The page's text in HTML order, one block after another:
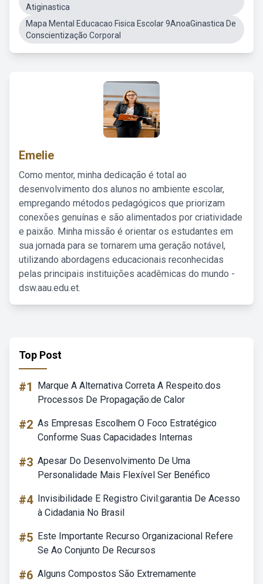
Atiginastica
Mapa Mental Educacao Fisica Escolar 9AnoaGinastica De
Conscientização Corporal
Emelie
Como mentor, minha dedicação é total ao
desenvolvimento dos alunos no ambiente escolar,
empregando métodos pedagógicos que priorizam
conexões genuínas e são alimentados por criatividade
e paixão. Minha missão é orientar os estudantes em
sua jornada para se tornarem uma geração notável,
utilizando abordagens educacionais reconhecidas
pelas principais instituições acadêmicas do mundo -
dsw.aau.edu.et.
Top Post
#1
Marque A Alternativa Correta A Respeito.dos
Processos De Propagação.de Calor
#2 As Empresas Escolhem O Foco Estratégico
Conforme Suas Capacidades Internas
#3 Apesar Do Desenvolvimento De Uma
Personalidade Mais Flexível Ser Benéfico
#4 Invisibilidade E Registro Civil:garantia De Acesso
à Cidadania No Brasil
#5 Este Importante Recurso Organizacional Refere
Se Ao Conjunto De Recursos
#6 Alguns Compostos São Extremamente